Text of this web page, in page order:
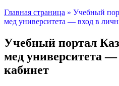
Главная страница » Учебный
мед университета — вход в
Учебный портал
мед университета
кабинет